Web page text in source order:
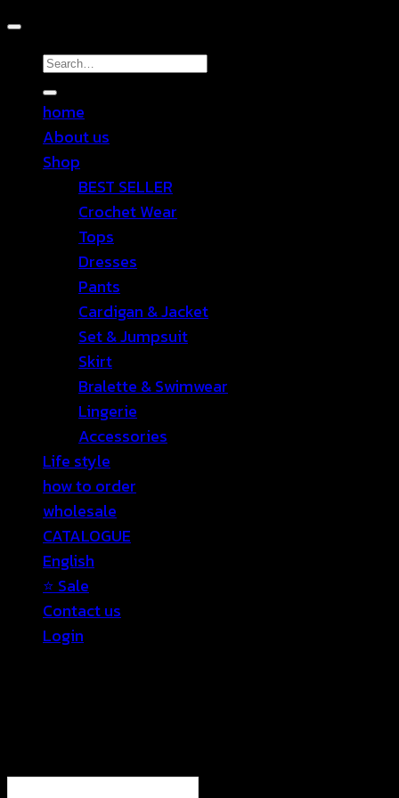
Search
for:
home
About us
Shop
BEST SELLER
Crochet Wear
Tops
Dresses
Pants
Cardigan & Jacket
Set & Jumpsuit
Skirt
Bralette & Swimwear
Lingerie
Accessories
Life style
how to order
wholesale
CATALOGUE
English
⭐ Sale
Contact us
Login